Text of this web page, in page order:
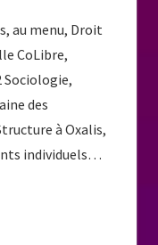
au menu, Droit
CoLibre,
Sociologie,
des
à Oxalis,
individuels…